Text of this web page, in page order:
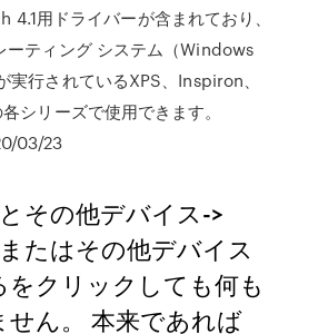
4.1用ドライバーが含まれており、
ティング システム（Windows
実行されているXPS、Inspiron、
シリーズで使用できます。
03/23
その他デバイス->
たはその他デバイス
をクリックしても何も
せん。 本来であれば